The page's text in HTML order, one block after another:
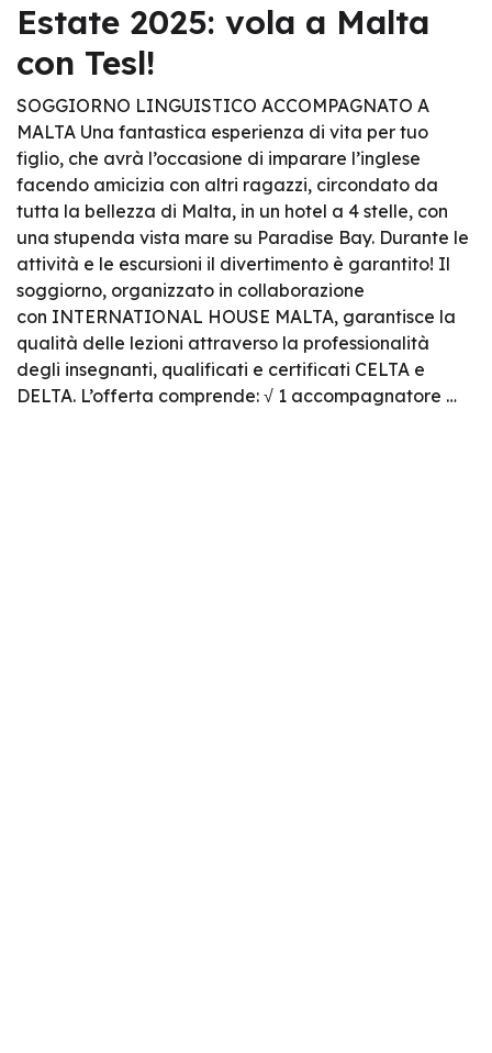
Estate 2025: vola a Malta
con Tesl!
SOGGIORNO LINGUISTICO ACCOMPAGNATO A
MALTA Una fantastica esperienza di vita per tuo
figlio, che avrà l’occasione di imparare l’inglese
facendo amicizia con altri ragazzi, circondato da
tutta la bellezza di Malta, in un hotel a 4 stelle, con
una stupenda vista mare su Paradise Bay. Durante le
attività e le escursioni il divertimento è garantito! Il
soggiorno, organizzato in collaborazione
con INTERNATIONAL HOUSE MALTA, garantisce la
qualità delle lezioni attraverso la professionalità
degli insegnanti, qualificati e certificati CELTA e
DELTA. L’offerta comprende: √ 1 accompagnatore …